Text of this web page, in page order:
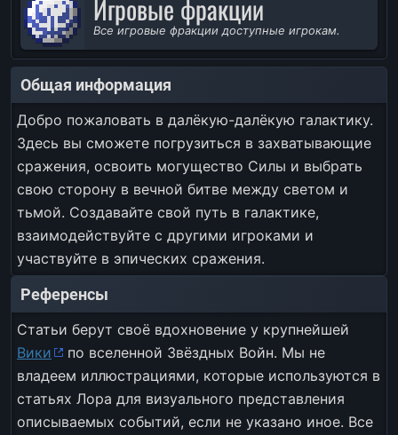
Игровые фракции
Все игровые фракции доступные игрокам.
Общая информация
Добро пожаловать в далёкую-далёкую галактику.
Здесь вы сможете погрузиться в захватывающие
сражения, освоить могущество Силы и выбрать
свою сторону в вечной битве между светом и
тьмой. Создавайте свой путь в галактике,
взаимодействуйте с другими игроками и
участвуйте в эпических сражения.
Референсы
Статьи берут своё вдохновение у крупнейшей
Вики
по вселенной Звёздных Войн. Мы не
владеем иллюстрациями, которые используются в
статьях Лора для визуального представления
описываемых событий, если не указано иное. Все